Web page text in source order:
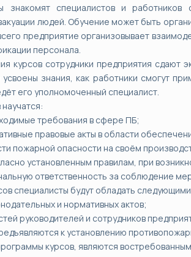
знакомят специалистов и
людей. Обучение может быть
предприятие организовывает
персонала.
курсов сотрудники предприятия сдают
знания, как работники смогут
его уполномоченный специалист.
требования в сфере ПБ;
правовые акты в области
пожарной опасности на своём
установленным правилам, при
ответственность за соблюдение
специалисты будут обладать
и нормативных актов;
руководителей и сотрудников
к установлению
курсов, являются